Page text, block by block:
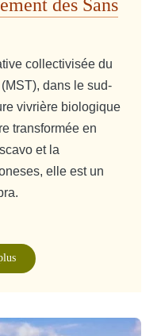
des Sans
collectivisée du
dans le sud-
vivrière biologique
transformée en
et la
elle est un